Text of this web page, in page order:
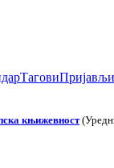
Тагови
књижевност